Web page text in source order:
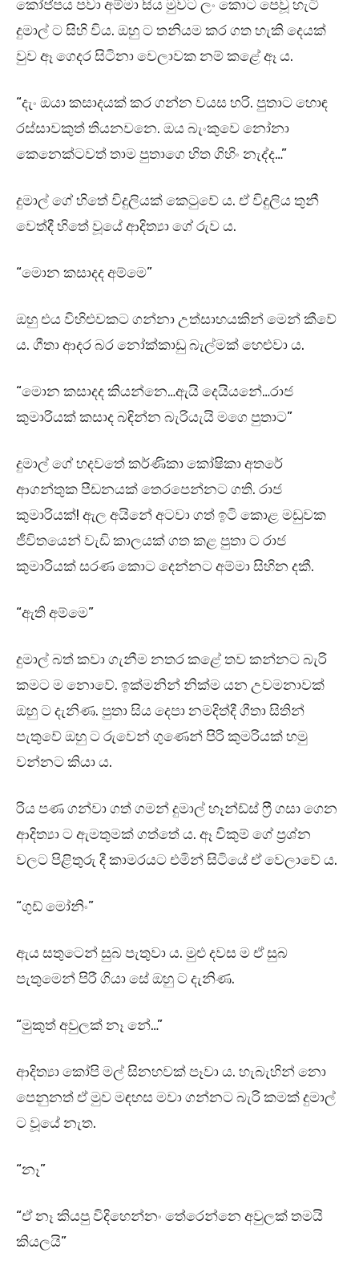
කෝප්පය පවා අම්මා සිය මුවට ලං කොට පෙවූ හැටි
දුමාල් ට සිහි විය. ඔහු ට තනියම කර ගත හැකි දෙයක්
වුව ඈ ගෙදර සිටිනා වෙලාවක නම් කළේ ඈ ය.
“දැං ඔයා කසාදයක් කර ගන්න වයස හරි. පුතාට හොඳ
රස්සාවකුත් තියනවනෙ. ඔය බැංකුවෙ නෝනා
කෙනෙක්ටවත් තාම පුතාගෙ හිත ගිහිං නැද්ද…”
දුමාල් ගේ හිතේ විදුලියක් කෙටුවේ ය. ඒ විදුලිය තුනී
වෙත්දී හිතේ වූයේ ආදිත්‍යා ගේ රුව ය.
“මොන කසාදද අම්මෙ”
ඔහු එය විහිළුවකට ගන්නා උත්සාහයකින් මෙන් කීවේ
ය. ගීතා ආදර බර නෝක්කාඩු බැල්මක් හෙළුවා ය.
“මොන කසාදද කියන්නෙ…ඇයි දෙයියනේ…රාජ
කුමාරියක් කසාද බඳින්න බැරියැයි මගෙ පුතාට”
දුමාල් ගේ හදවතේ කර්ණිකා කෝෂිකා අතරේ
ආගන්තුක පීඩනයක් තෙරපෙන්නට ගති. රාජ
කුමාරියක්! ඇල අයිනේ අටවා ගත් ඉටි කොළ මඩුවක
ජීවිතයෙන් වැඩි කාලයක් ගත කළ පුතා ට රාජ
කුමාරියක් සරණ කොට දෙන්නට අම්මා සිහින දකී.
“ඇති අම්මෙ”
දුමාල් බත් කවා ගැනීම නතර කළේ තව කන්නට බැරි
කමට ම නොවේ. ඉක්මනින් නික්ම යන උවමනාවක්
ඔහු ට දැනිණ. පුතා සිය දෙපා නමදිත්දී ගීතා සිතින්
පැතුවේ ඔහු ට රුවෙන් ගුණෙන් පිරි කුමරියක් හමු
වන්නට කියා ය.
රිය පණ ගන්වා ගත් ගමන් දුමාල් හෑන්ඩ්ස් ෆ්‍රී ගසා ගෙන
ආදිත්‍යා ට ඇමතුමක් ගත්තේ ය. ඈ විකුම් ගේ ප්‍රශ්න
වලට පිළිතුරු දී කාමරයට එමින් සිටියේ ඒ වෙලාවේ ය.
“ගුඩ් මෝනිං”
ඇය සතුටෙන් සුබ පැතුවා ය. මුළු දවස ම ඒ සුබ
පැතුමෙන් පිරී ගියා සේ ඔහු ට දැනිණ.
“මුකුත් අවුලක් නෑ නේ…”
ආදිත්‍යා කෝපි මල් සිනහවක් පෑවා ය. හැබැහින් නො
පෙනුනත් ඒ මුව මඳහස මවා ගන්නට බැරි කමක් දුමාල්
ට වූයේ නැත.
“නෑ”
“ඒ නෑ කියපු විදිහෙන්නං තේරෙන්නෙ අවුලක් තමයි
කියලයි”